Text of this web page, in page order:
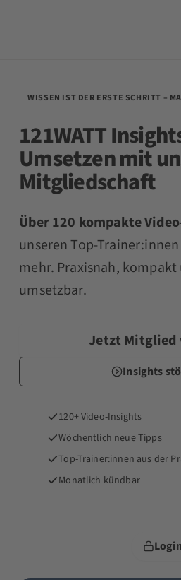
WISSEN IST DER ERSTE SCHRITT –
121WATT
Umsetzenmit
Mitgliedschaft
Über 120 kompakte
unseren Top-
mehr. Praxisnah,
umsetzbar.
Jetzt Mitglied
Insights
120+ Video-Insights
Wöchentlich neue Tipps
Top-Trainer:innen aus der
Monatlich kündbar